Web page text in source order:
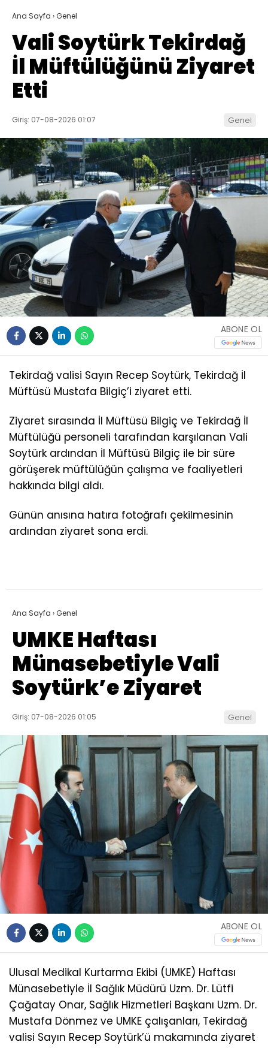
Ana Sayfa ›Genel
Vali Soytürk Tekirdağ
İl Müftülüğünü Ziyaret
Etti
Giriş: 07-08-2026 01:07 Genel
ABONE OL
Tekirdağ valisi Sayın Recep Soytürk, Tekirdağ İl
Müftüsü Mustafa Bilgiç’i ziyaret etti.
Ziyaret sırasında İl Müftüsü Bilgiç ve Tekirdağ İl
Müftülüğü personeli tarafından karşılanan Vali
Soytürk ardından İl Müftüsü Bilgiç ile bir süre
görüşerek müftülüğün çalışma ve faaliyetleri
hakkında bilgi aldı.
Günün anısına hatıra fotoğrafı çekilmesinin
ardından ziyaret sona erdi.
Ana Sayfa ›Genel
UMKE Haftası
Münasebetiyle Vali
Soytürk’e Ziyaret
Giriş: 07-08-2026 01:05 Genel
ABONE OL
Ulusal Medikal Kurtarma Ekibi (UMKE) Haftası
Münasebetiyle İl Sağlık Müdürü Uzm. Dr. Lütfi
Çağatay Onar, Sağlık Hizmetleri Başkanı Uzm. Dr.
Mustafa Dönmez ve UMKE çalışanları, Tekirdağ
valisi Sayın Recep Soytürk’ü makamında ziyaret